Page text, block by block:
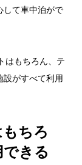
して車中泊がで
はもちろん、テ
設がすべて利用
ちろ
きる